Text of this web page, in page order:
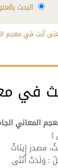
البحث
آنث في معجم
في
المعاني
)
مصدرإِينَاثٌ
: وَلَدَتْ أُنْثَى